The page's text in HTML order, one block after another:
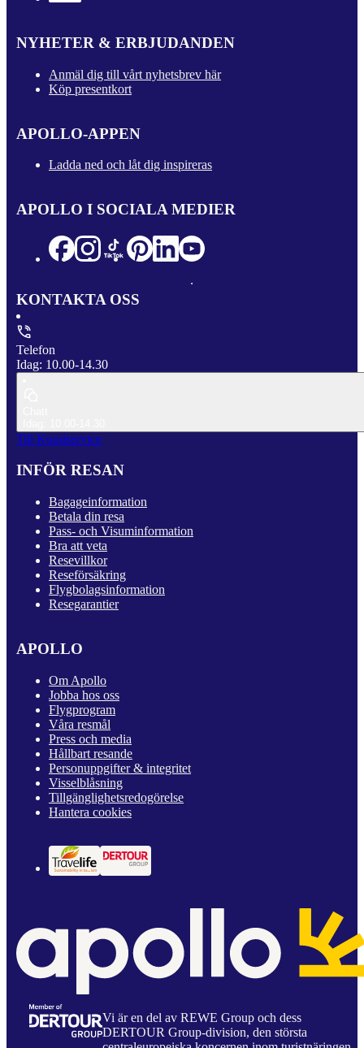
NYHETER & ERBJUDANDEN
Anmäl dig till vårt nyhetsbrev här
Köp presentkort
APOLLO-APPEN
Ladda ned och låt dig inspireras
APOLLO I SOCIALA MEDIER
KONTAKTA OSS
Telefon
Idag: 10.00-14.30
Till Kundservice
INFÖR RESAN
Bagageinformation
Betala din resa
Pass- och Visuminformation
Bra att veta
Resevillkor
Reseförsäkring
Flygbolagsinformation
Resegarantier
APOLLO
Om Apollo
Jobba hos oss
Flygprogram
Våra resmål
Press och media
Hållbart resande
Personuppgifter & integritet
Visselblåsning
Tillgänglighetsredogörelse
Hantera cookies
Vi är en del av REWE Group och dess
DERTOUR Group-division, den största